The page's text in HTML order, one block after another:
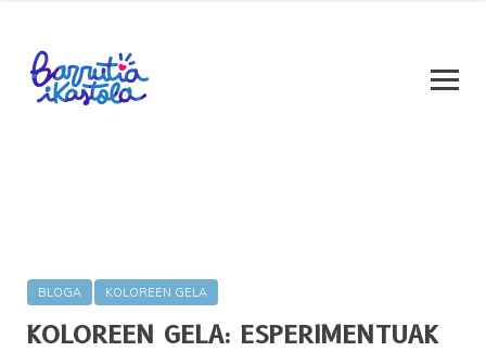
BLOGA KOLOREEN GELA
KOLOREEN GELA: ESPERIMENTUAK